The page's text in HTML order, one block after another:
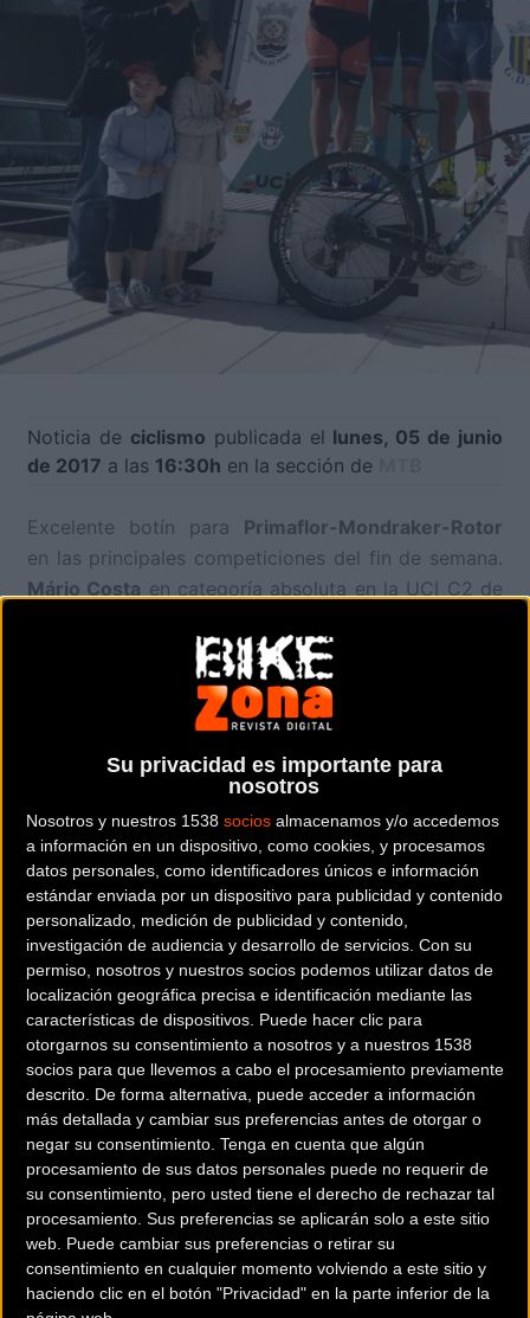
Su privacidad es importante para
nosotros
Nosotros y nuestros 1538 socios almacenamos y/o accedemos
a información en un dispositivo, como cookies, y procesamos
datos personales, como identificadores únicos e información
estándar enviada por un dispositivo para publicidad y contenido
personalizado, medición de publicidad y contenido,
investigación de audiencia y desarrollo de servicios. Con su
permiso, nosotros y nuestros socios podemos utilizar datos de
localización geográfica precisa e identificación mediante las
características de dispositivos. Puede hacer clic para
otorgarnos su consentimiento a nosotros y a nuestros 1538
socios para que llevemos a cabo el procesamiento previamente
descrito. De forma alternativa, puede acceder a información
más detallada y cambiar sus preferencias antes de otorgar o
negar su consentimiento. Tenga en cuenta que algún
procesamiento de sus datos personales puede no requerir de
su consentimiento, pero usted tiene el derecho de rechazar tal
procesamiento. Sus preferencias se aplicarán solo a este sitio
web. Puede cambiar sus preferencias o retirar su
consentimiento en cualquier momento volviendo a este sitio y
haciendo clic en el botón "Privacidad" en la parte inferior de la
Noticia de ciclismo publicada el lunes, 05 de junio
de 2017 a las 16:30h en la sección de
Excelente botín para Primaflor-Mondraker-Rotor
en las principales competiciones del fin de semana.
Mário Costa en categoría absoluta en la UCI C2 de
en la Sea Otter Europe han logrado dos importante
triunfos en sendas pruebas disputadas este
Mário ha sumado un valioso triunfo en casa después
de las dos primeras de Copa del Mundo. A pesar de
diversos problemas técnicos que le han obligado a
parar en dos ocasiones en el box, el portugués ha
conseguido el primer puesto en uno de sus mejores
días esta temporada. Por su parte,Joana Monteiro
no pudo competir como consecuencia del atropello
del pasado jueves que se saldó con la fractura de su
brazo izquierdo.
En Girona, en la primera experiencia de la Sea Otter
Europe, sobre un circuito muy rápido,Josep Durán
se ha reencontrado con su mejor golpe de pedal
rodando la mayor parte de la carrera con un grupo
de cabeza en el que se encontraban ciclistas como
David Valero (segundo en Nove Mesto en el estreno
de CDM). El catalán concluía como mejor sub 23, en
el quinto lugar absoluto. Por otro lado,Didac
Carvacho